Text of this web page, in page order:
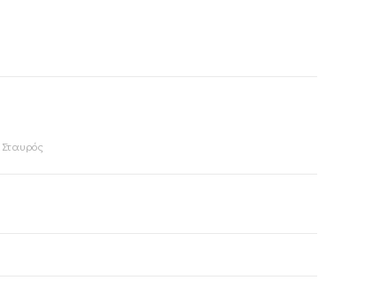
Σταυρός